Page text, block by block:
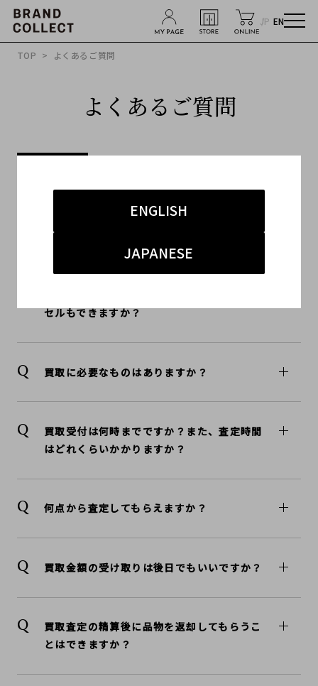
JP EN
ENGLISH
JAPANESE
TOP > よくあるご質問
よくあるご質問
セルもできますか？
買取に必要なものはありますか？
買取受付は何時までですか？また、査定時間
はどれくらいかかりますか？
何点から査定してもらえますか？
買取金額の受け取りは後日でもいいですか？
買取査定の精算後に品物を返却してもらうこ
とはできますか？